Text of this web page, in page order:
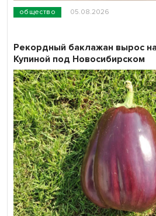
общество 05.08.2026
Рекордный баклажан вырос
Купиной под Новосибирском